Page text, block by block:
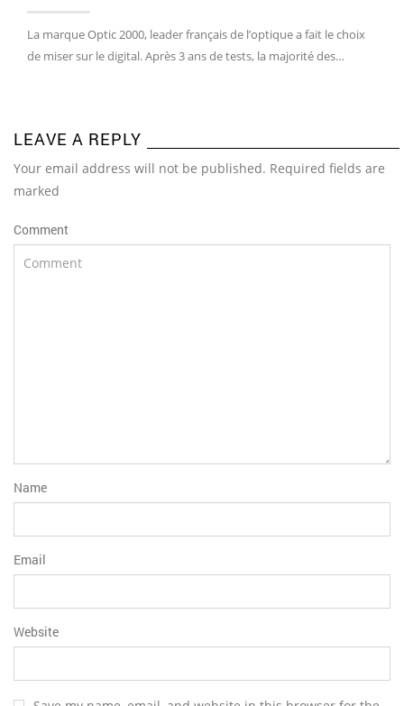
La marque Optic 2000, leader français de l’optique a fait le choix
de miser sur le digital. Après 3 ans de tests, la majorité des…
LEAVE A REPLY
Your email address will not be published. Required fields are
marked
Comment
Name
Email
Website